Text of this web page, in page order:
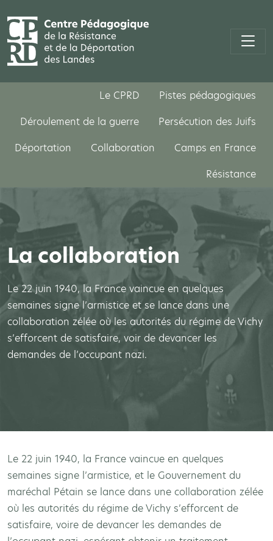
Le CPRD
Pistes pédagogiques
Déroulement de la guerre
Persécution des Juifs
Déportation
Collaboration
Camps en France
Résistance
La collaboration
Le 22 juin 1940, la France vaincue en quelques
semaines signe l’armistice et se lance dans une
collaboration zélée où les autorités du régime de Vichy
s’efforcent de satisfaire, voir de devancer les
demandes de l’occupant nazi.
Le 22 juin 1940, la France vaincue en quelques
semaines signe l’armistice, et le Gouvernement du
maréchal Pétain se lance dans une collaboration zélée
où les autorités du régime de Vichy s’efforcent de
satisfaire, voire de devancer les demandes de